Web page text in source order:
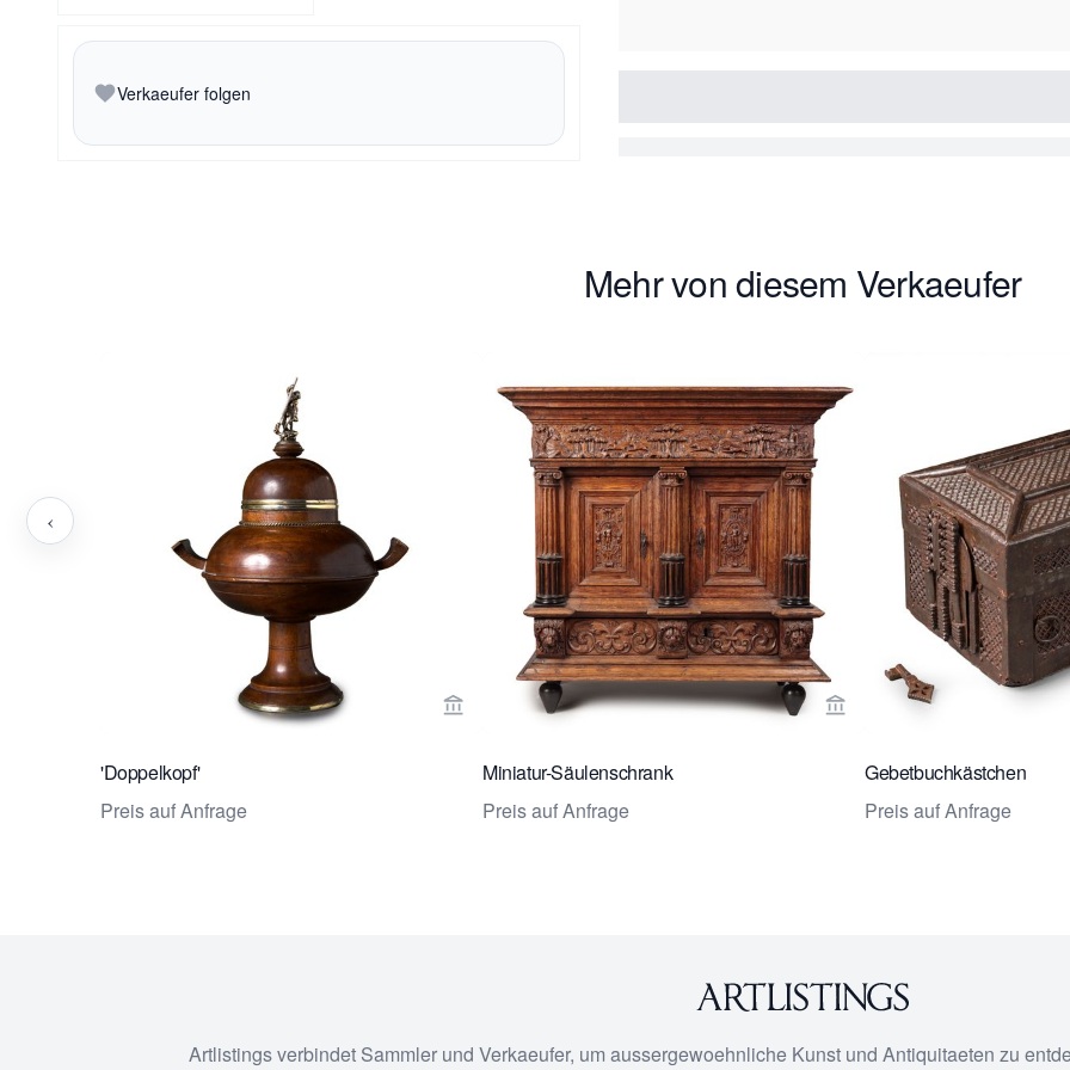
Verkaeufer folgen
Mehr von diesem Verkaeufer
Verkaeuferseite von Bruil & Brandsma Works of art ansehen
'Doppelkopf'
Preis auf Anfrage
Verkaeuferseite von Bruil
Miniatur-Säulenschrank
Preis auf Anfrage
Gebetbuchkästchen
Preis auf Anfrage
‹
Artlistings verbindet Sammler und Verkaeufer, um aussergewoehnliche Kunst und Antiquitaeten zu